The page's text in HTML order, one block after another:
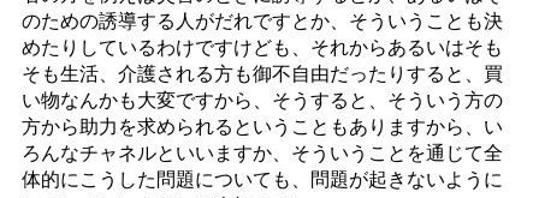
のための誘導する人がだれですとか、そういうことも決
めたりしているわけですけども、それからあるいはそも
そも生活、介護される方も御不自由だったりすると、買
い物なんかも大変ですから、そうすると、そういう方の
方から助力を求められるということもありますから、い
ろんなチャネルといいますか、そういうことを通じて全
体的にこうした問題についても、問題が起きないように